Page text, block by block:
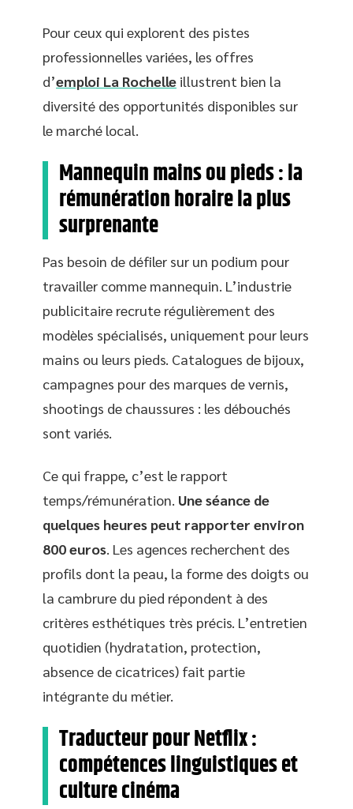
Pour ceux qui explorent des pistes
professionnelles variées, les offres
d’emploi La Rochelle illustrent bien la
diversité des opportunités disponibles sur
le marché local.
Mannequin mains ou pieds : la
rémunération horaire la plus
surprenante
Pas besoin de défiler sur un podium pour
travailler comme mannequin. L’industrie
publicitaire recrute régulièrement des
modèles spécialisés, uniquement pour leurs
mains ou leurs pieds. Catalogues de bijoux,
campagnes pour des marques de vernis,
shootings de chaussures : les débouchés
sont variés.
Ce qui frappe, c’est le rapport
temps/rémunération. Une séance de
quelques heures peut rapporter environ
800 euros . Les agences recherchent des
profils dont la peau, la forme des doigts ou
la cambrure du pied répondent à des
critères esthétiques très précis. L’entretien
quotidien (hydratation, protection,
absence de cicatrices) fait partie
intégrante du métier.
Traducteur pour Netflix :
compétences linguistiques et
culture cinéma